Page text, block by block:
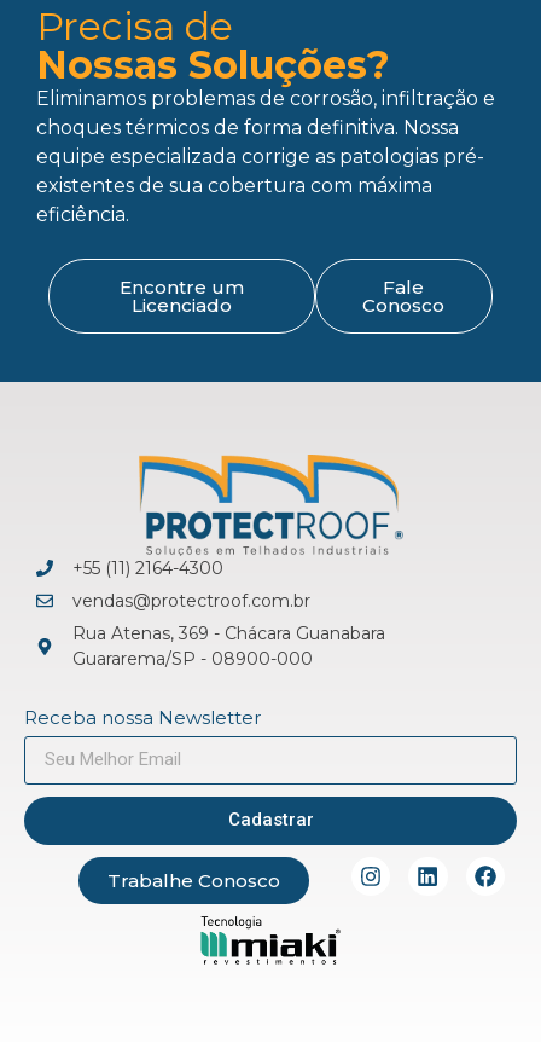
Precisa de
Nossas Soluções?
Eliminamos problemas de corrosão, infiltração e
choques térmicos de forma definitiva. Nossa
equipe especializada corrige as patologias pré-
existentes de sua cobertura com máxima
eficiência.
Encontre um
Licenciado
Fale
Conosco
+55 (11) 2164-4300
vendas@protectroof.com.br
Rua Atenas, 369 - Chácara Guanabara
Guararema/SP - 08900-000
Receba nossa Newsletter
Cadastrar
Trabalhe Conosco